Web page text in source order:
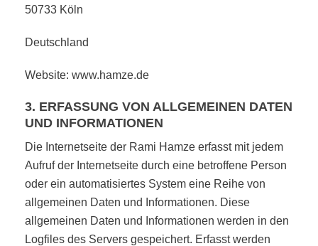
50733 Köln
Deutschland
Website: www.hamze.de
3. ERFASSUNG VON ALLGEMEINEN DATEN
UND INFORMATIONEN
Die Internetseite der Rami Hamze erfasst mit jedem
Aufruf der Internetseite durch eine betroffene Person
oder ein automatisiertes System eine Reihe von
allgemeinen Daten und Informationen. Diese
allgemeinen Daten und Informationen werden in den
Logfiles des Servers gespeichert. Erfasst werden